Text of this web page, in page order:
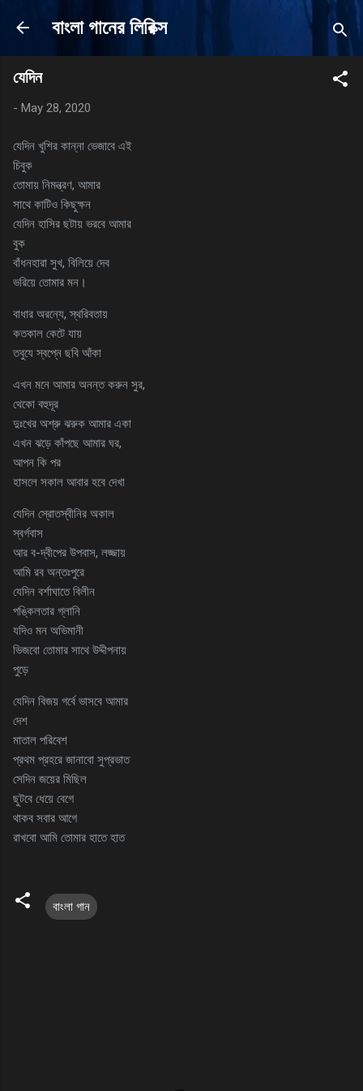
Skip to main content
বাংলা গানের লিরিক্স
যেদিন
- May 28, 2020
যেদিন খুশির কান্না ভেজাবে এই
চিবুক
তোমায় নিমন্ত্রণ, আমার
সাথে কাটিও কিছুক্ষন
যেদিন হাসির ছটায় ভরবে আমার
বুক
বাঁধনহারা সুখ, বিলিয়ে দেব
ভরিয়ে তোমার মন।
বাধার অরন্যে, স্থরিবতায়
কতকাল কেটে যায়
তবুযে স্বপ্নে ছবি আঁকা
এখন মনে আমার অনন্ত করুন সুর,
থেকো বহুদূর
দুঃখের অশ্রু ঝরুক আমার একা
এখন ঝড়ে কাঁপছে আমার ঘর,
আপন কি পর
হাসলে সকাল আবার হবে দেখা
যেদিন স্রোতস্বীনির অকাল
স্বর্গবাস
আর ব-দ্বীপের উপবাস, লজ্জায়
আমি রব অন্তঃপুরে
যেদিন বর্শাঘাতে বিলীন
পঙ্কিলতার গ্লানি
যদিও মন অভিমানী
ভিজবো তোমার সাথে উদ্দীপনায়
পুড়ে
যেদিন বিজয় গর্বে ভাসবে আমার
দেশ
মাতাল পরিবেশ
প্রথম প্রহরে জানাবো সুপ্রভাত
সেদিন জয়ের মিছিল
ছুটবে ধেয়ে বেগে
থাকব সবার আগে
রাখবো আমি তোমার হাতে হাত
বাংলা গান